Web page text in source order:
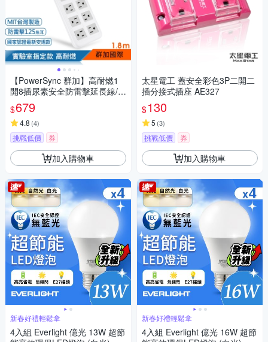
【PowerSync 群加】高耐燃1
開8插尿素安全防雷擊延長線/1.
8m(TPS318TN9018)
$679
4.8 (4)
挑戰低價 券
加入購物車
新春好禮輕鬆拿
4入組 Everlight 億光 13W 超節
太星電工 蓋安全彩色3P二開二
插分接式插座 AE327
$130
5 (3)
挑戰低價 券
加入購物車
新春好禮輕鬆拿
4入組 Everlight 億光 16W 超節